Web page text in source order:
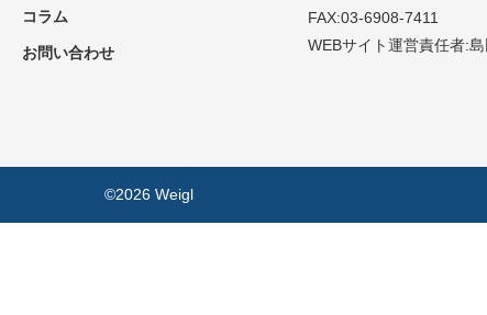
コラム
お問い合わせ
FAX:03-6908-7411
WEBサイト運営責任者:
©2026 Weigl